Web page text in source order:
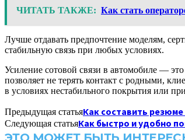
ЧИТАТЬ ТАКЖЕ: Как стать
Лучше отдавать предпочтение моделям,
стабильную связь при любых условиях.
Усиление сотовой связи в автомобиле —
позволяет не терять контакт с родными,
в условиях нестабильного покрытия или
Предыдущая статьяКак составить
Следующая статьяКак быстро и удобно